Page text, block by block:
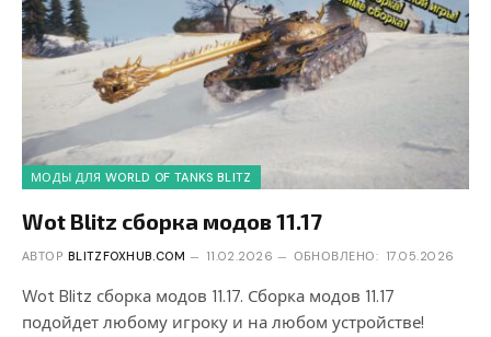
МОДЫ ДЛЯ WORLD OF TANKS BLITZ
Wot Blitz сборка модов 11.17
АВТОР BLITZFOXHUB.COM 11.02.2026 ОБНОВЛЕНО: 17.05.2026
Wot Blitz сборка модов 11.17. Сборка модов 11.17
подойдет любому игроку и на любом устройстве!